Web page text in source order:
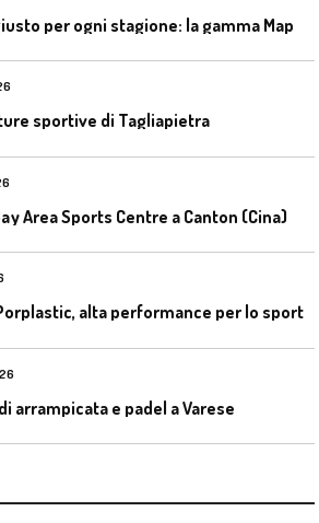
sportive di Tagliapietra
Area Sports Centre a Canton (Cina)
alta performance per lo sport
arrampicata e padel a Varese